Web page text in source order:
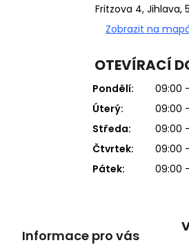
Fritzova 4, Jihlava,
Zobrazit na
OTEVÍRACÍ
Pondělí:
09:00
Úterý:
09:00
Středa:
09:00
Čtvrtek:
09:00
Pátek:
09:00
Informace pro vás